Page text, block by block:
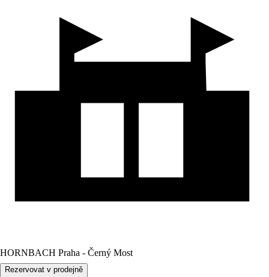
HORNBACH Praha - Černý Most
Rezervovat v prodejně